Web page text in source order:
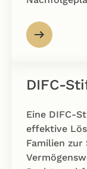
DIFC-
Eine DIFC-
effektive
Familien